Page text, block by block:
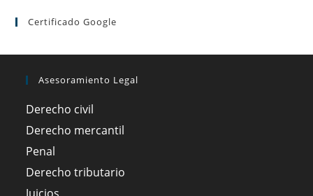
Certificado Google
Asesoramiento Legal
Derecho civil
Derecho mercantil
Penal
Derecho tributario